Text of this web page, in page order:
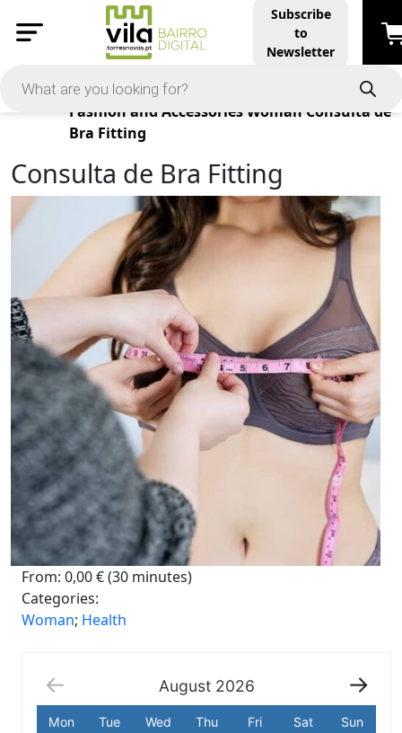
Subscribe
to
Newsletter
Products
Fashion and Accessories Woman Consulta de
Bra Fitting
Consulta de Bra Fitting
From: 0,00€(30 minutes)
Categories:
Woman; Health
August 2026
Mon Tue Wed Thu Fri Sat Sun